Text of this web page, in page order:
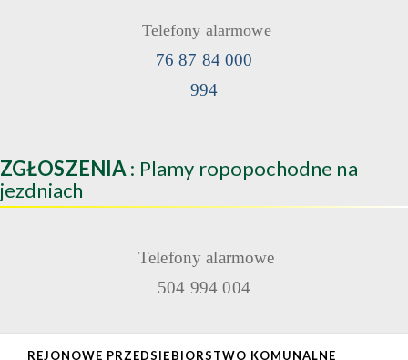
Telefony alarmowe
76 87 84 000
994
ZGŁOSZENIA : Plamy ropopochodne na
jezdniach
Telefony alarmowe
504 994 004
REJONOWE PRZEDSIĘBIORSTWO KOMUNALNE